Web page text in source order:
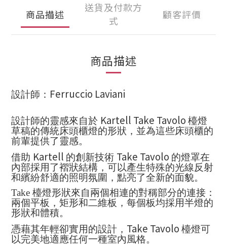
商品描述
送貨及付款方
式
顧客評價
商品描述
設計師： Ferruccio Laviani
設計師的靈感來自於 Kartell Take Tavolo 檯燈
草稿的傳統床頭櫃燈的形狀，並為這些床頭櫃的
前輩提供了靈感。
借助 Kartell 的創新技術 Take Tavolo 的燈罩在
內部採用了褶狀結構，可以產生特殊的光線反射
和繽紛舒適的照明氛圍，點亮了全新的面貌。
Take 檯燈形狀來自兩個相連的對稱部分的連接：
兩個平板，矩形和二維板，每個板均採用半燈的
形狀和體積。
憑藉其年輕卻實用的設計， Take Tavolo 檯燈可
以完美地適應任何一種室內風格。